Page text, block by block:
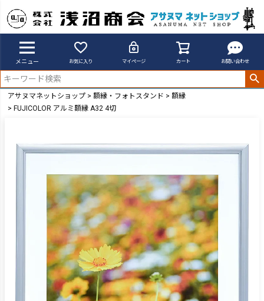
メニュー お気に入り マイページ カート お問い合わせ
アサヌマネットショップ 額縁・フォトスタンド
額縁
FUJICOLOR アルミ額縁 A32 4切